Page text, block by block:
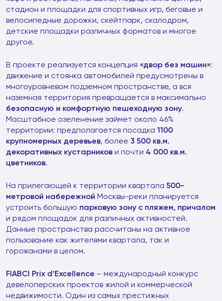
стадион и площадки для спортивных игр, беговые и
велосипедные дорожки, скейтпарк, скалодром,
детские площадки различных форматов и многое
другое.
В проекте реализуется концепция «двор без машин»:
движение и стоянка автомобилей предусмотрены в
многоуровневом подземном пространстве, а вся
наземная территория превращается в максимально
безопасную и комфортную пешеходную зону.
Масштабное озеленение займет около 46%
территории: предполагается посадка 1100
крупномерных деревьев, более 3 500 кв.м.
декоративных кустарников и почти 4 000 кв.м.
цветников.
На прилегающей к территории квартала 500-
метровой набережной Москвы-реки планируется
устроить большую парковую зону с пляжем, причалом
и рядом площадок для различных активностей.
Данные пространства рассчитаны на активное
пользование как жителями квартала, так и
горожанами в целом.
FIABCI Prix d’Excellence – международный конкурс
девелоперских проектов жилой и коммерческой
недвижимости. Один из самых престижных